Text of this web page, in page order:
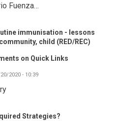
Fuenza…
immunisation - lessons
child (RED/REC)
on Quick Links
2020 - 10:39
Strategies?